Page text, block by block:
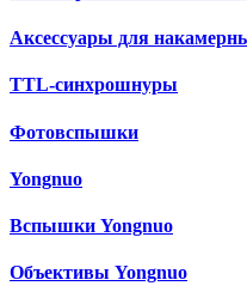
Аксессуары для
TTL-синхрошнуры
Фотовспышки
Yongnuo
Вспышки Yongnuo
Объективы Yongnuo